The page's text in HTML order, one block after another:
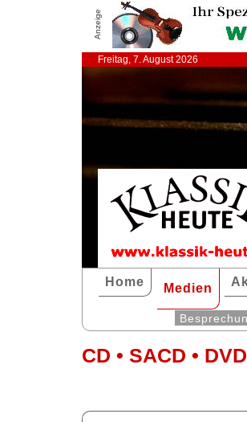
Anzeige
Freitag, 7. August 2026
Home Medien
CD • SACD •